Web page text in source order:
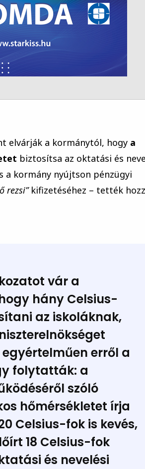
elvárják a kormánytól, hogy a
biztosítsa az oktatási és
kormány nyújtson pénzügyi
rezsi”kifizetéséhez – tették
vár a
hány Celsius-
az iskoláknak,
erről a
folytatták: a
szóló
hőmérsékletet írja
Celsius-fok is kevés,
18 Celsius-fok
és nevelési